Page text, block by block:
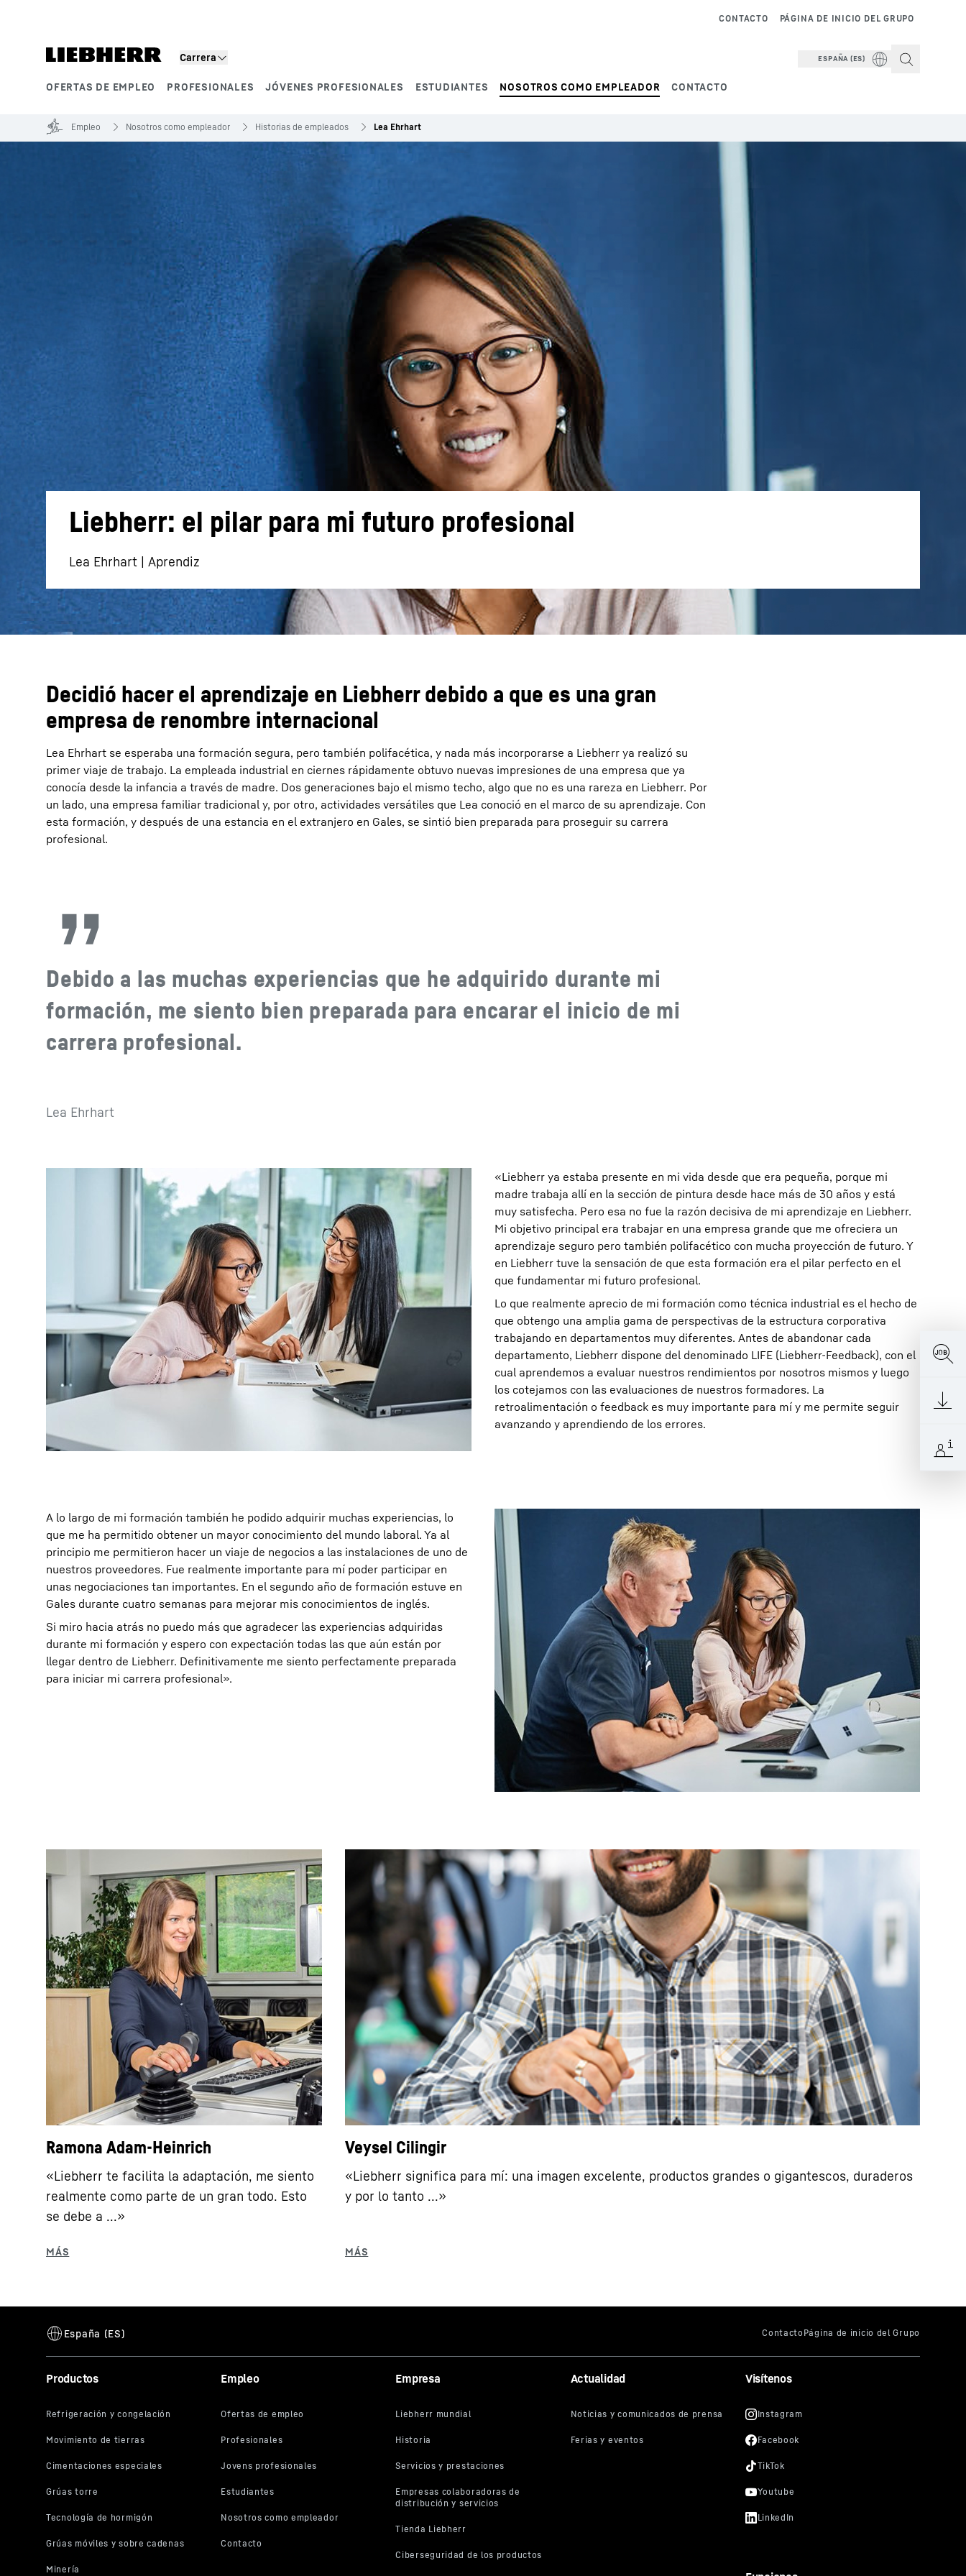
Carrera
OFERTAS DE EMPLEO PROFESIONALES JÓVENES PROFESIONALES ESTUDIANTES NOSOTROS COMO EMPLEADOR CONTACTO
PÁGINA DE INICIO DEL GRUPO
CONTACTO
ESPAÑA (ES)
Más información acerca de la sociedad Carreras en Liebherr
Empleo Nosotros como empleador Historias de empleados Lea Ehrhart
Liebherr: el pilar para mi futuro profesional
Lea Ehrhart | Aprendiz
Decidió hacer el aprendizaje en Liebherr debido a que es una gran
empresa de renombre internacional
Lea Ehrhart se esperaba una formación segura, pero también polifacética, y nada más incorporarse a Liebherr ya realizó su
primer viaje de trabajo. La empleada industrial en ciernes rápidamente obtuvo nuevas impresiones de una empresa que ya
conocía desde la infancia a través de madre. Dos generaciones bajo el mismo techo, algo que no es una rareza en Liebherr. Por
un lado, una empresa familiar tradicional y, por otro, actividades versátiles que Lea conoció en el marco de su aprendizaje. Con
esta formación, y después de una estancia en el extranjero en Gales, se sintió bien preparada para proseguir su carrera
profesional.
Debido a las muchas experiencias que he adquirido durante mi
formación, me siento bien preparada para encarar el inicio de mi
carrera profesional.
Lea Ehrhart
«Liebherr ya estaba presente en mi vida desde que era pequeña, porque mi
madre trabaja allí en la sección de pintura desde hace más de 30 años y está
muy satisfecha. Pero esa no fue la razón decisiva de mi aprendizaje en Liebherr.
Mi objetivo principal era trabajar en una empresa grande que me ofreciera un
aprendizaje seguro pero también polifacético con mucha proyección de futuro. Y
en Liebherr tuve la sensación de que esta formación era el pilar perfecto en el
que fundamentar mi futuro profesional.
Lo que realmente aprecio de mi formación como técnica industrial es el hecho de
que obtengo una amplia gama de perspectivas de la estructura corporativa
trabajando en departamentos muy diferentes. Antes de abandonar cada
departamento, Liebherr dispone del denominado LIFE (Liebherr-Feedback), con el
cual aprendemos a evaluar nuestros rendimientos por nosotros mismos y luego
los cotejamos con las evaluaciones de nuestros formadores. La
retroalimentación o feedback es muy importante para mí y me permite seguir
avanzando y aprendiendo de los errores.
A lo largo de mi formación también he podido adquirir muchas experiencias, lo
que me ha permitido obtener un mayor conocimiento del mundo laboral. Ya al
principio me permitieron hacer un viaje de negocios a las instalaciones de uno de
nuestros proveedores. Fue realmente importante para mí poder participar en
unas negociaciones tan importantes. En el segundo año de formación estuve en
Gales durante cuatro semanas para mejorar mis conocimientos de inglés.
Si miro hacia atrás no puedo más que agradecer las experiencias adquiridas
durante mi formación y espero con expectación todas las que aún están por
llegar dentro de Liebherr. Definitivamente me siento perfectamente preparada
para iniciar mi carrera profesional».
Ramona Adam-Heinrich
«Liebherr te facilita la adaptación, me siento
realmente como parte de un gran todo. Esto
se debe a ...»
Veysel Cilingir
«Liebherr significa para mí: una imagen excelente, productos grandes o gigantescos, duraderos
y por lo tanto ...»
Productos Empleo Empresa Actualidad Visítenos